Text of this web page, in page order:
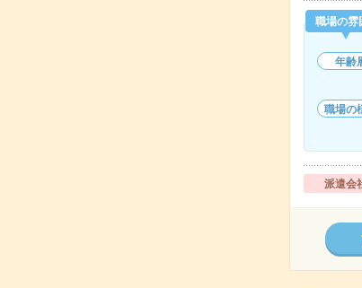
職場の雰
年齢
職場の
派遣会